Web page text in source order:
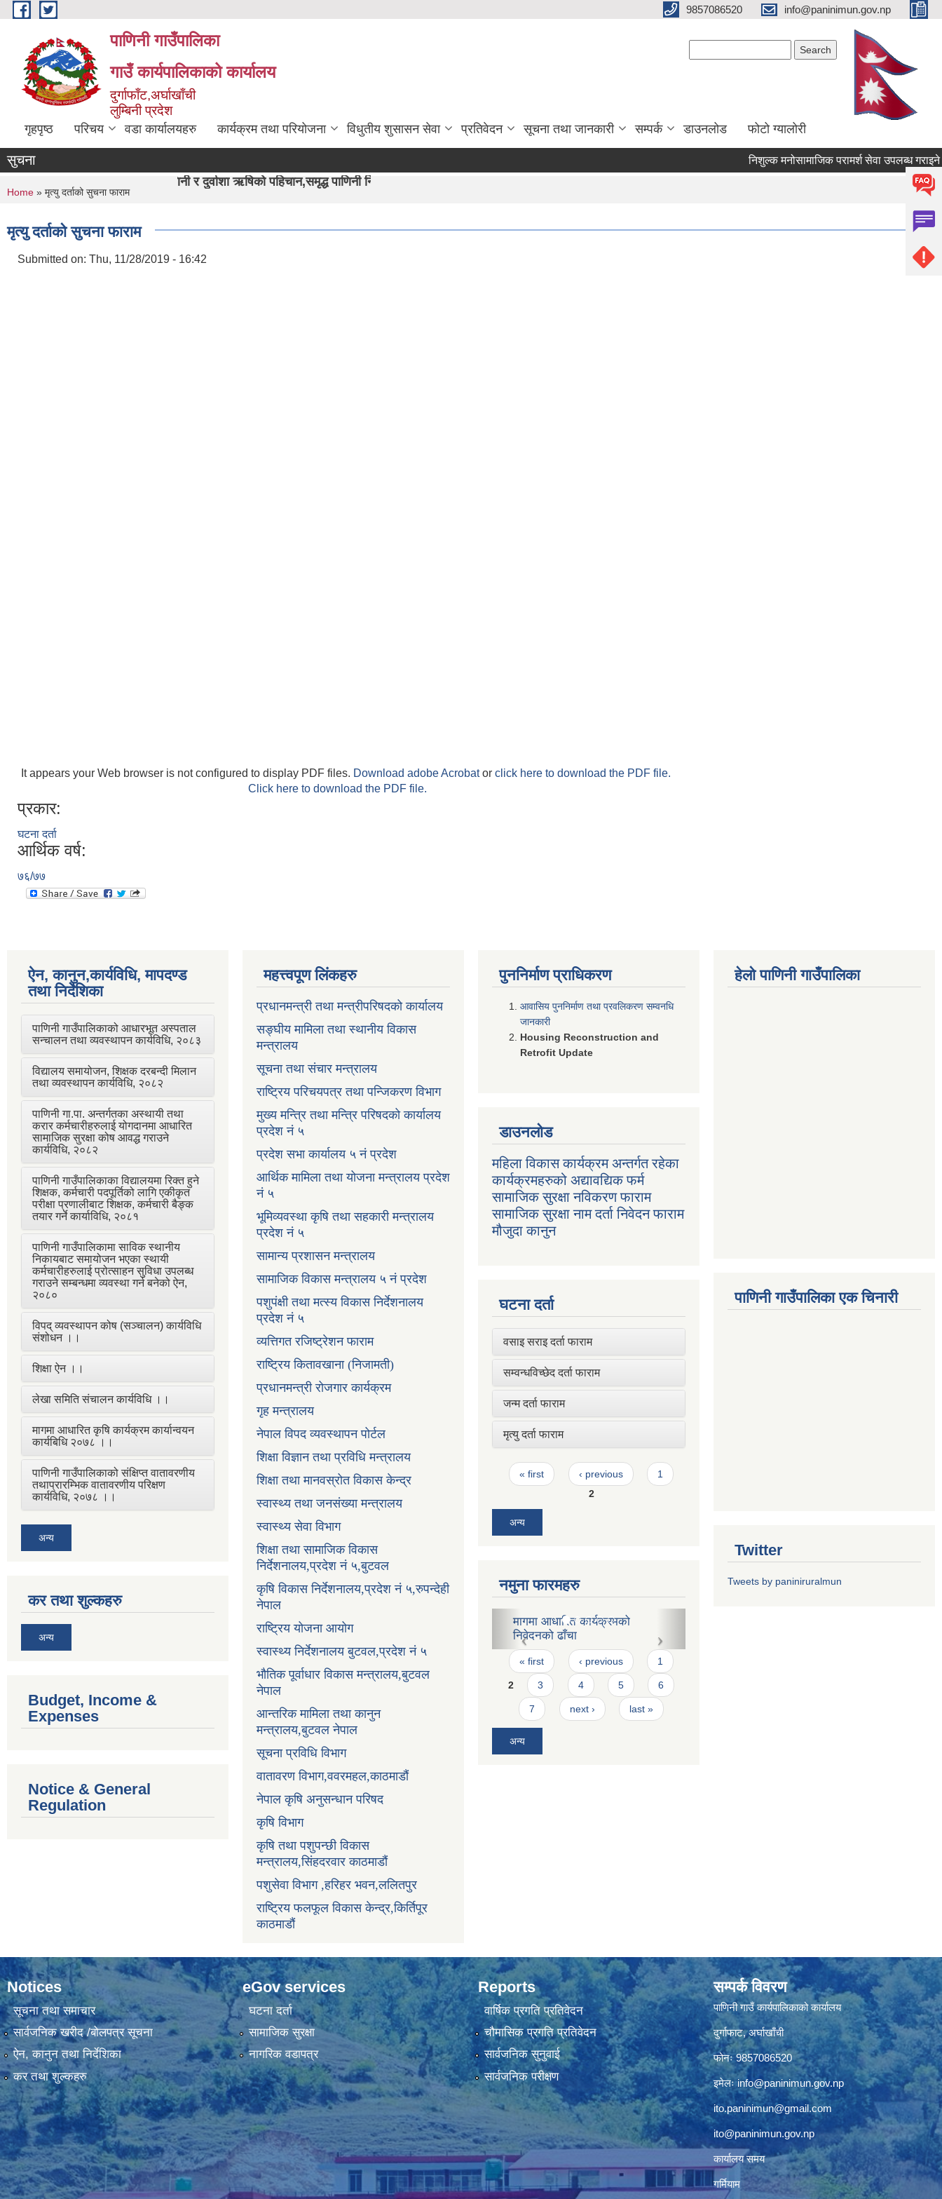
Skip to main content 9857086520 info@paninimun.gov.np
पाणिनी गाउँपालिका
गाउँ कार्यपालिकाको कार्यालय
दुर्गाफाँट,अर्घाखाँची
लुम्बिनी प्रदेश
गृहपृष्ठ परिचय वडा कार्यालयहरु कार्यक्रम तथा परियोजना विधुतीय शुसासन सेवा प्रतिवेदन सूचना तथा जानकारी सम्पर्क डाउनलोड फोटो ग्यालोरी
"पाणिनी र दुर्वाशा ऋषिको पहिचान,समृद्ध पाणिनी निर्माण हाम्रो अभीयान"।
सुचना निशुल्क मनोसामाजिक परामर्श सेवा उपलब्ध गराइने
You are here
Home » मृत्यु दर्ताको सुचना फाराम
मृत्यु दर्ताको सुचना फाराम
Submitted on: Thu, 11/28/2019 - 16:42
It appears your Web browser is not configured to display PDF files. Download adobe Acrobator click here to download the PDF file.
Click here to download the PDF file.
प्रकार:
घटना दर्ता
आर्थिक वर्ष:
७६/७७
ऐन, कानुन,कार्यविधि, मापदण्ड
तथा निर्देशिका
पाणिनी गाउँपालिकाको आधारभूत अस्पताल
सन्चालन तथा व्यवस्थापन कार्यविधि, २०८३
विद्यालय समायोजन, शिक्षक दरबन्दी मिलान
तथा व्यवस्थापन कार्यविधि, २०८२
पाणिनी गा.पा. अन्तर्गतका अस्थायी तथा
करार कर्मचारीहरुलाई योगदानमा आधारित
सामाजिक सुरक्षा कोष आवद्ध गराउने
कार्यविधि, २०८२
पाणिनी गाउँपालिकाका विद्यालयमा रिक्त हुने
शिक्षक, कर्मचारी पदपूर्तिको लागि एकीकृत
परीक्षा प्रणालीबाट शिक्षक, कर्मचारी बैङ्क
तयार गर्ने कार्याविधि, २०८१
पाणिनी गाउँपालिकामा साविक स्थानीय
निकायबाट समायोजन भएका स्थायी
कर्मचारीहरुलाई प्रोत्साहन सुविधा उपलब्ध
गराउने सम्बन्धमा व्यवस्था गर्न बनेको ऐन,
२०८०
विपद् व्यवस्थापन कोष (सञ्चालन) कार्यविधि
संशोधन ।।
शिक्षा ऐन ।।
लेखा समिति संचालन कार्यविधि ।।
मागमा आधारित कृषि कार्यक्रम कार्यान्वयन
कार्यबिधि २०७८ ।।
पाणिनी गाउँपालिकाको संक्षिप्त वातावरणीय
तथाप्रारम्भिक वातावरणीय परिक्षण
कार्यविधि, २०७८ ।।
अन्य
कर तथा शुल्कहरु
अन्य
Budget, Income &
Expenses
Notice & General
Regulation
महत्त्वपूण लिंकहरु
प्रधानमन्त्री तथा मन्त्रीपरिषदको कार्यालय
सङ्घीय मामिला तथा स्थानीय विकास
मन्त्रालय
सूचना तथा संचार मन्त्रालय
राष्ट्रिय परिचयपत्र तथा पन्जिकरण विभाग
मुख्य मन्त्रि तथा मन्त्रि परिषदको कार्यालय
प्रदेश नं ५
प्रदेश सभा कार्यालय ५ नं प्रदेश
आर्थिक मामिला तथा योजना मन्त्रालय प्रदेश
नं ५
भूमिव्यवस्था कृषि तथा सहकारी मन्त्रालय
प्रदेश नं ५
सामान्य प्रशासन मन्त्रालय
सामाजिक विकास मन्त्रालय ५ नं प्रदेश
पशुपंक्षी तथा मत्स्य विकास निर्देशनालय
प्रदेश नं ५
व्यत्तिगत रजिष्ट्रेशन फाराम
राष्ट्रिय कितावखाना (निजामती)
प्रधानमन्त्री रोजगार कार्यक्रम
गृह मन्त्रालय
नेपाल विपद व्यवस्थापन पोर्टल
शिक्षा विज्ञान तथा प्रविधि मन्त्रालय
शिक्षा तथा मानवस्रोत विकास केन्द्र
स्वास्थ्य तथा जनसंख्या मन्त्रालय
स्वास्थ्य सेवा विभाग
शिक्षा तथा सामाजिक विकास
निर्देशनालय,प्रदेश नं ५,बुटवल
कृषि विकास निर्देशनालय,प्रदेश नं ५,रुपन्देही
नेपाल
राष्ट्रिय योजना आयोग
स्वास्थ्य निर्देशनालय बुटवल,प्रदेश नं ५
भौतिक पूर्वाधार विकास मन्त्रालय,बुटवल
नेपाल
आन्तरिक मामिला तथा कानुन
मन्त्रालय,बुटवल नेपाल
सूचना प्रविधि विभाग
वातावरण विभाग,ववरमहल,काठमाडौं
नेपाल कृषि अनुसन्धान परिषद
कृषि विभाग
कृषि तथा पशुपन्छी विकास
मन्त्रालय,सिंहदरवार काठमाडौं
पशुसेवा विभाग ,हरिहर भवन,ललितपुर
राष्ट्रिय फलफूल विकास केन्द्र,किर्तिपूर
काठमाडौं
पुननिर्माण प्राधिकरण
आवासिय पुननिर्माण तथा प्रवलिकरण सम्वनधि
जानकारी
Housing Reconstruction and
Retrofit Update
डाउनलोड
महिला विकास कार्यक्रम अन्तर्गत रहेका
कार्यक्रमहरुको अद्यावद्यिक फर्म
सामाजिक सुरक्षा नविकरण फाराम
सामाजिक सुरक्षा नाम दर्ता निवेदन फाराम
मौजुदा कानुन
घटना दर्ता
वसाइ सराइ दर्ता फाराम
सम्वन्धविच्छेद दर्ता फाराम
जन्म दर्ता फाराम
मृत्यु दर्ता फाराम
Pages
« first ‹ previous
1
2
अन्य
नमुना फारमहरु
प्रवेश पत्र
Pages
« first ‹ previous 1
2 3 4 5 6
7 next › last »
अन्य
हेलो पाणिनी गाउँपालिका
पाणिनी गाउँपालिका एक चिनारी
Twitter
Tweets by paniniruralmun
Notices
सूचना तथा समाचार
सार्वजनिक खरीद /बोलपत्र सूचना
ऐन, कानुन तथा निर्देशिका
कर तथा शुल्कहरु
eGov services
घटना दर्ता
सामाजिक सुरक्षा
नागरिक वडापत्र
Reports
वार्षिक प्रगति प्रतिवेदन
चौमासिक प्रगति प्रतिवेदन
सार्वजनिक सुनुवाई
सार्वजनिक परीक्षण
सम्पर्क विवरण
पाणिनी गाउँ कार्यपालिकाको कार्यालय
दुर्गाफाट, अर्घाखाँची
फोनः 9857086520
इमेलःinfo@paninimun.gov.np
ito.paninimun@gmail.com
ito@paninimun.gov.np
कार्यालय समय
गर्मियाम